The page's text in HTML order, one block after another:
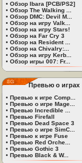
• Обзор Ibara [PCB/PS2]
• Обзор The Walking ...
• Обзор DMC: Devil M...
• Обзор на игру Valk...
• Обзор на игру Stars!
• Обзор на Far Cry 3
• Обзор на Resident ...
• Обзор на Chivalry:...
• Обзор на игру Kerb...
• Обзор игры 007: Fr...
Превью о играх
• Превью к игре Comp...
• Превью о игре Mage...
• Превью Incredible ...
• Превью Firefall
• Превью Dead Space 3
• Превью о игре SimC...
• Превью к игре Fuse
• Превью Red Orche...
• Превью Gothic 3
• Превью Black & W...